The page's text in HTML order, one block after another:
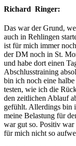
Richard Ringer:
Das war der Grund,
auch in Rehlingen
ist für mich immer
der DM noch in St.
und habe dort einen
Abschlusstraining
bin ich noch eine
testen, wie ich die
den zeitlichen Ablauf
gefühlt. Allerdings bin
meine Belastung für
war gut so. Positiv war
für mich nicht so